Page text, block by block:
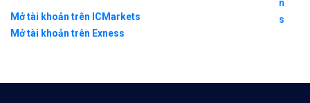
Mở tài khoản trên ICMarkets
Mở tài khoản trên Exness